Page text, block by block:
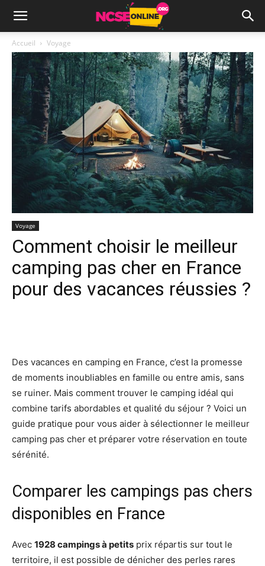
Accueil Voyage
Voyage
Comment choisir le meilleur
camping pas cher en France
pour des vacances réussies ?
Des vacances en camping en France, c’est la promesse
de moments inoubliables en famille ou entre amis, sans
se ruiner. Mais comment trouver le camping idéal qui
combine tarifs abordables et qualité du séjour ? Voici un
guide pratique pour vous aider à sélectionner le meilleur
camping pas cher et préparer votre réservation en toute
sérénité.
Comparer les campings pas chers
disponibles en France
Avec 1928 campings à petits prix répartis sur tout le
territoire, il est possible de dénicher des perles rares